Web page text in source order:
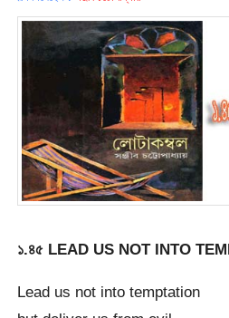
১.৪৫ LEAD US NOT INTO
Lead us not into temptation